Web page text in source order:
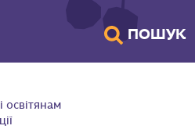
ПОШУК
освітянам